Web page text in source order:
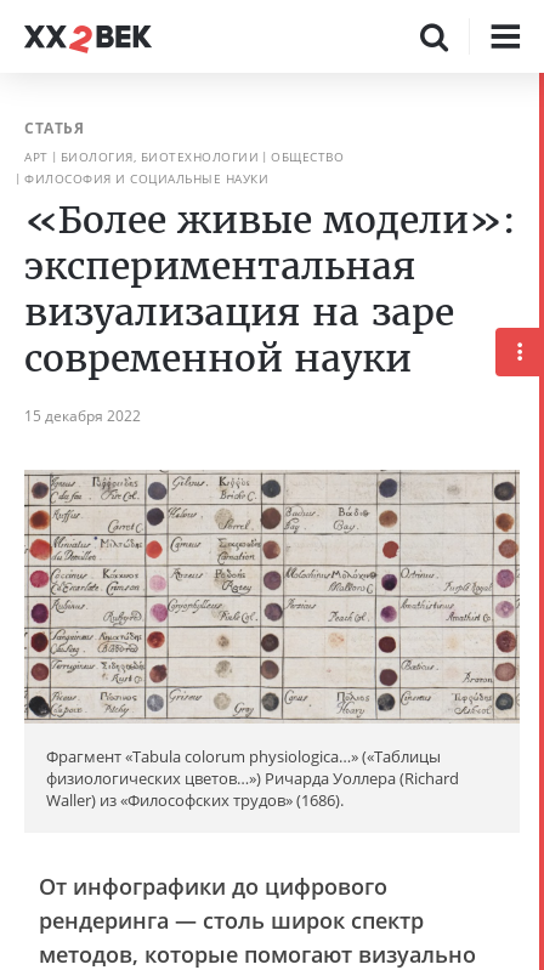
СТАТЬЯ
АРТ БИОЛОГИЯ, БИОТЕХНОЛОГИИ
ОБЩЕСТВО
ФИЛОСОФИЯ И СОЦИАЛЬНЫЕ НАУКИ
«Более живые модели»:
экспериментальная
визуализация на заре
современной науки
15 декабря 2022
Фрагмент «Tabula colorum physiologica…» («Таблицы
физиологических цветов…») Ричарда Уоллера (Richard
Waller) из «Философских трудов» (1686).
От инфографики до цифрового
рендеринга — столь широк спектр
методов, которые помогают визуально